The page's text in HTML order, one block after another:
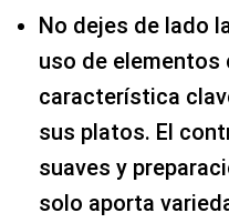
No dejes de lado
uso de elementos
característica
sus platos. El
suaves y
solo aporta